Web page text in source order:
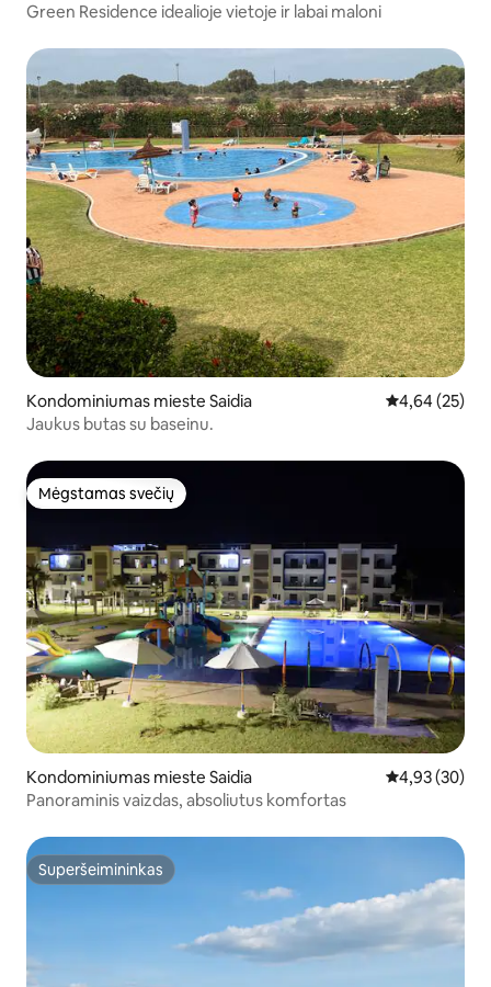
Green Residence idealioje vietoje ir labai maloni
Kondominiumas mieste Saidia Vidutinis
4,64 (25)
Jaukus butas su baseinu.
Mėgstamas svečių
Mėgstamas svečių
Kondominiumas mieste Saidia Vidutinis
4,93 (30)
Panoraminis vaizdas, absoliutus komfortas
Superšeimininkas
Superšeimininkas